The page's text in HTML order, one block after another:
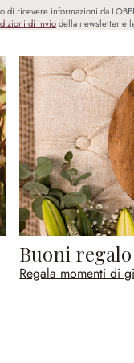
di ricevere informazioni da
di inviodella newsletter e
Buoni regalo
Regala momenti di